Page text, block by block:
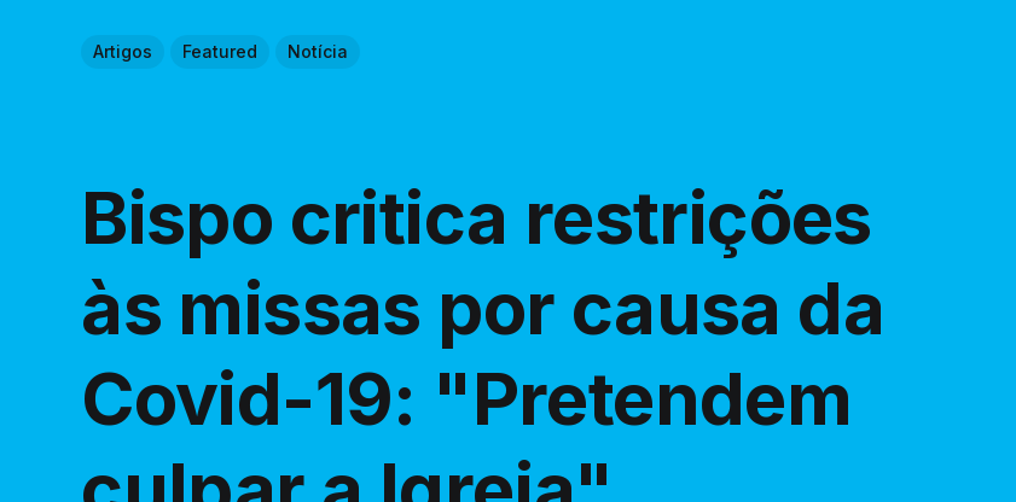
Artigos Featured Notícia
Bispo critica restrições
às missas por causa da
Covid-19: "Pretendem